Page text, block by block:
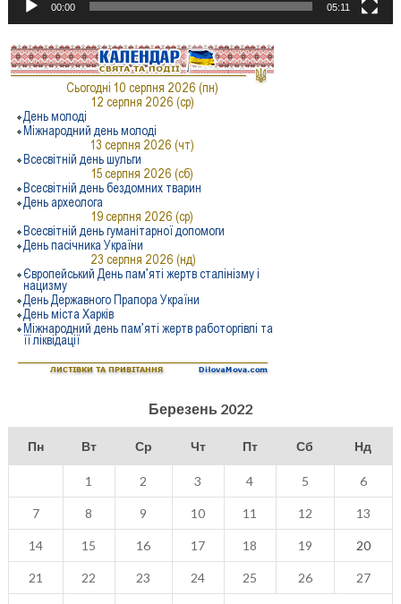
00:00 05:11
Березень 2022
Пн Вт Ср Чт Пт Сб Нд
1 2 3 4 5 6
7 8 9 10 11 12 13
14 15 16 17 18 19 20
21 22 23 24 25 26 27